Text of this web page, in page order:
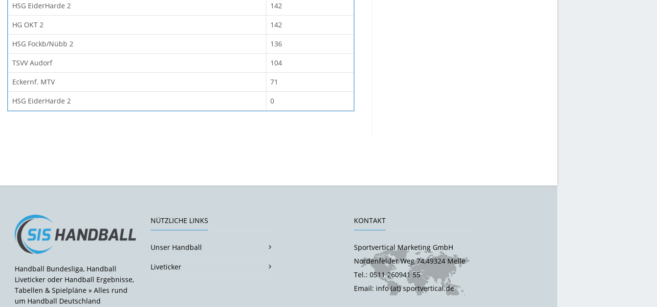
HSG EiderHarde 2 142
HG OKT 2 142
HSG Fockb/Nübb 2 136
TSVV Audorf 104
Eckernf. MTV 71
HSG EiderHarde 2 0
Handball Bundesliga, Handball
Liveticker oder Handball Ergebnisse,
Tabellen & Spielpläne » Alles rund
um Handball Deutschland
NÜTZLICHE LINKS
Unser Handball
Liveticker
KONTAKT
Sportvertical Marketing GmbH
Nordenfelder Weg 74,49324 Melle
Tel.: 0511 260941 55
Email: info (at) sportvertical.de